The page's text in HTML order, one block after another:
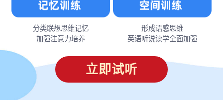
分类联想思维记忆
加强注意力培养
形成语感思维
英语听说读学全面加强
立即试听